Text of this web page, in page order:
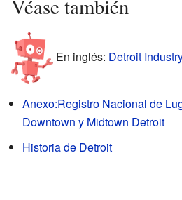
Véase también
En inglés: Detroit
Anexo:Registro Nacional de
Downtown y Midtown Detroit
Historia de Detroit